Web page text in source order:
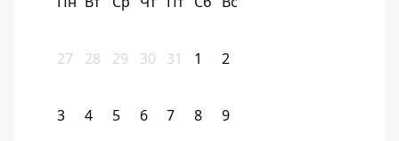
27 28 29 30 31 1 2
3 4 5 6 7 8 9